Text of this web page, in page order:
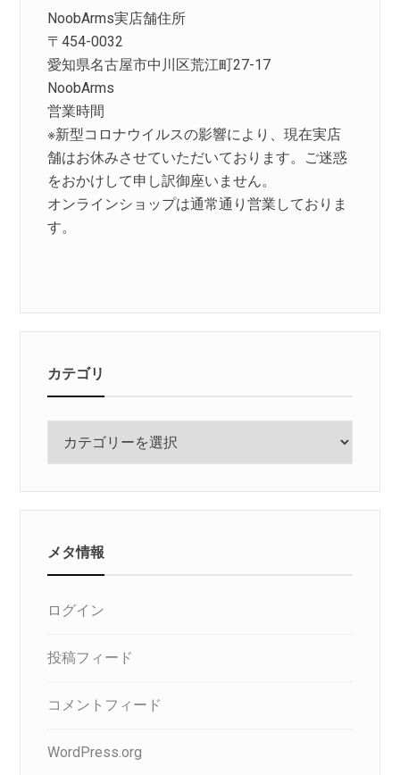
NoobArms実店舗住所
〒454-0032
愛知県名古屋市中川区荒江町27-17
NoobArms
営業時間
※新型コロナウイルスの影響により、現在実店
舗はお休みさせていただいております。ご迷惑
をおかけして申し訳御座いません。
オンラインショップは通常通り営業しておりま
す。
カテゴリ
メタ情報
ログイン
投稿フィード
コメントフィード
WordPress.org